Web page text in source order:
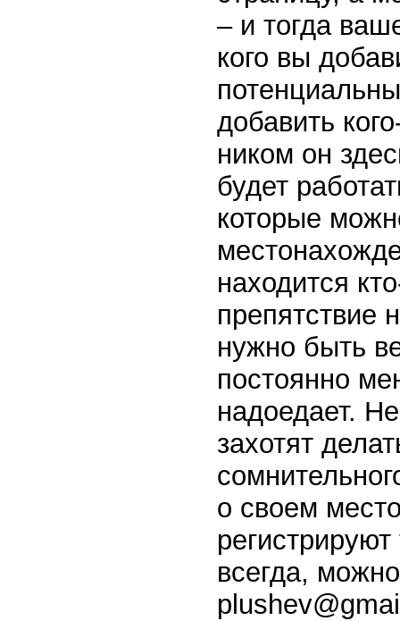
– и тогда
кого вы
добавить
ником он
будет
которые
находится
препятствие
нужно быть
постоянно
надоедает.
захотят
о своем
всегда,